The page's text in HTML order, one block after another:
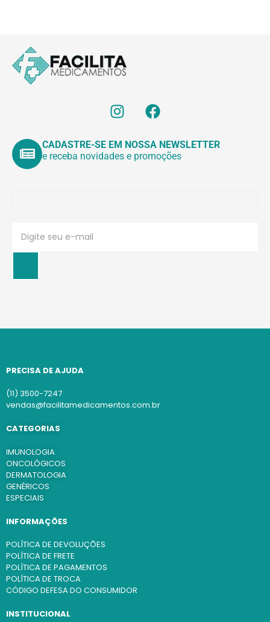
CADASTRE-SE EM NOSSA NEWSLETTER
e receba novidades e promoções
PRECISA DE AJUDA
(11) 3500-7247
vendas@facilitamedicamentos.com.br
CATEGORIAS
IMUNOLOGIA
ONCOLÓGICOS
DERMATOLOGIA
GENÉRICOS
ESPECIAIS
INFORMAÇÕES
POLÍTICA DE DEVOLUÇÕES
POLÍTICA DE FRETE
POLÍTICA DE PAGAMENTOS
POLÍTICA DE TROCA
CÓDIGO DEFESA DO CONSUMIDOR
INSTITUCIONAL